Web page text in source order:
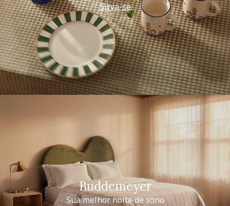
Sirva-se
Buddemeyer
Sua melhor noite de sono